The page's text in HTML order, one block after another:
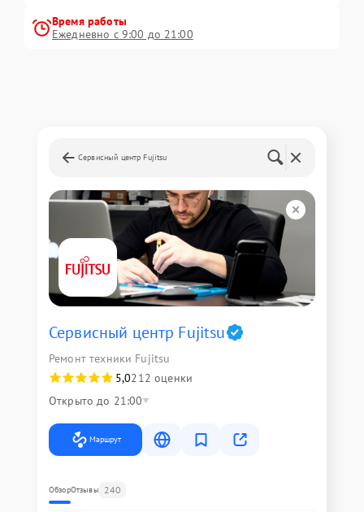
Время работы
Ежедневно с 9:00 до 21:00
Сервисный центр Fujitsu
Сервисный центр Fujitsu
Ремонт техники Fujitsu
5,0212 оценки
Открыто до 21:00
Маршрут
ОбзорОтзывы 240